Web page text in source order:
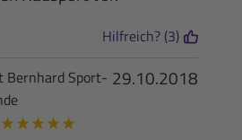
Hilfreich? (3)
29.10.2018
Bernhard Sport-
★★★★★